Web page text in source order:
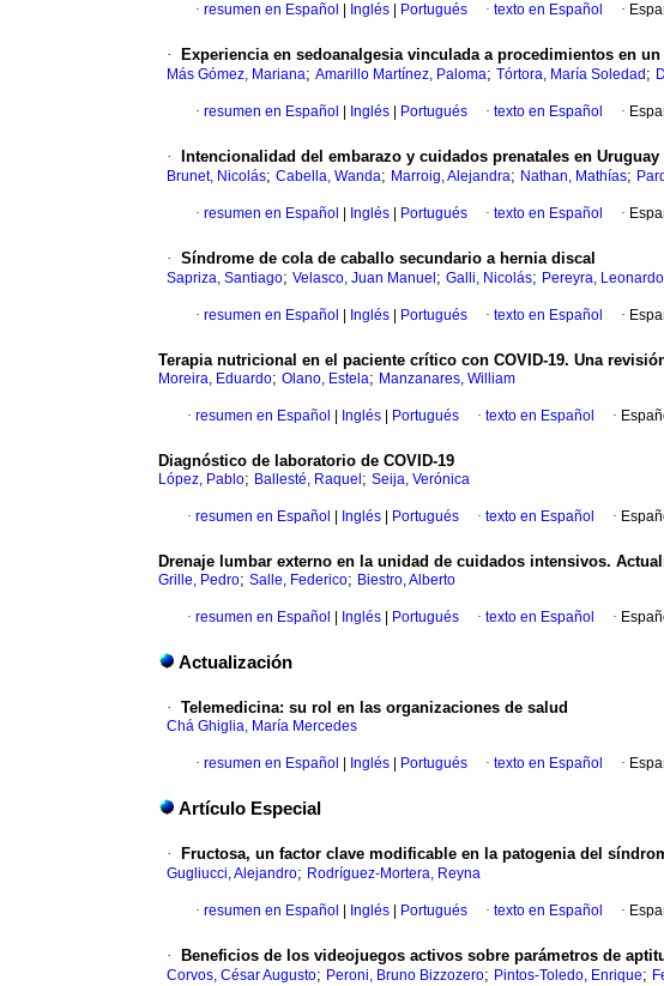
· resumen en Español Inglés Portugués · texto en Español ·
· Experiencia en sedoanalgesia vinculada a procedimientos en
Más Gómez, Mariana; Amarillo Martínez, Paloma; Tórtora, María Soledad ;
· resumen en Español Inglés Portugués · texto en Español ·
· Intencionalidad del embarazo y cuidados prenatales en Uruguay
Brunet, Nicolás; Cabella, Wanda; Marroig, Alejandra; Nathan, Mathías;
· resumen en Español Inglés Portugués · texto en Español ·
· Síndrome de cola de caballo secundario a hernia discal
Sapriza, Santiago; Velasco, Juan Manuel ; Galli, Nicolás; Pereyra, Leonardo
· resumen en Español Inglés Portugués · texto en Español ·
Terapia nutricional en el paciente crítico con COVID-19. Una
Moreira, Eduardo; Olano, Estela; Manzanares, William
· resumen en Español Inglés Portugués · texto en Español ·
Diagnóstico de laboratorio de COVID-19
López, Pablo; Ballesté, Raquel ; Seija, Verónica
· resumen en Español Inglés Portugués · texto en Español ·
Drenaje lumbar externo en la unidad de cuidados intensivos.
Grille, Pedro; Salle, Federico; Biestro, Alberto
· resumen en Español Inglés Portugués · texto en Español ·
Actualización
· Telemedicina: su rol en las organizaciones de salud
Chá Ghiglia, María Mercedes
· resumen en Español Inglés Portugués · texto en Español ·
Artículo Especial
· Fructosa, un factor clave modificable en la patogenia del
Gugliucci, Alejandro; Rodríguez-Mortera, Reyna
· resumen en Español Inglés Portugués · texto en Español ·
· Beneficios de los videojuegos activos sobre parámetros de
Corvos, César Augusto; Peroni, Bruno Bizzozero; Pintos-Toledo, Enrique;